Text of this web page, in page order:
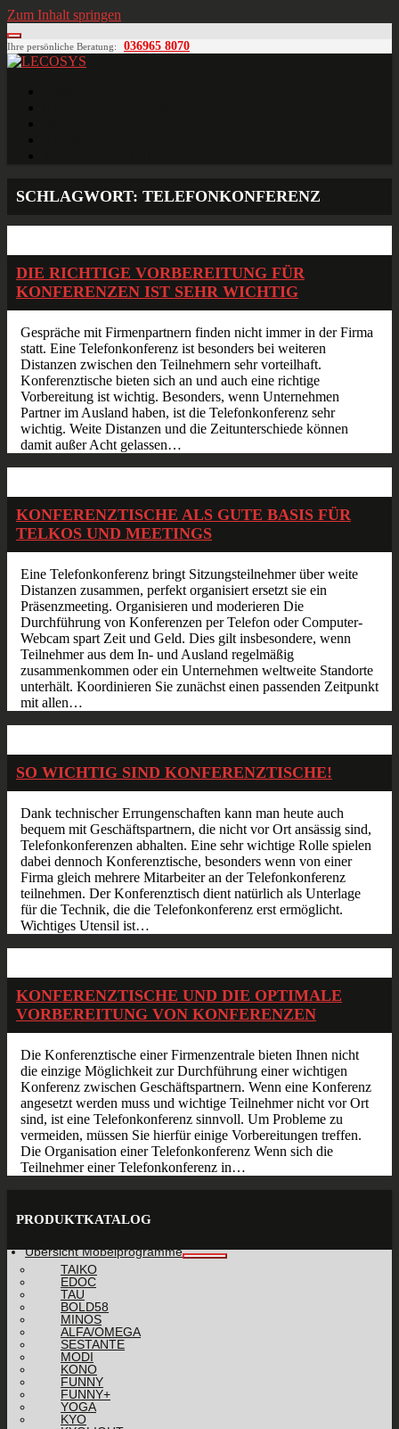
Zum Inhalt springen
Ihre persönliche Beratung: 036965 8070
SCHLAGWORT: TELEFONKONFERENZ
DIE RICHTIGE VORBEREITUNG FÜR
KONFERENZEN IST SEHR WICHTIG
Gespräche mit Firmenpartnern finden nicht immer in der Firma
statt. Eine Telefonkonferenz ist besonders bei weiteren
Distanzen zwischen den Teilnehmern sehr vorteilhaft.
Konferenztische bieten sich an und auch eine richtige
Vorbereitung ist wichtig. Besonders, wenn Unternehmen
Partner im Ausland haben, ist die Telefonkonferenz sehr
wichtig. Weite Distanzen und die Zeitunterschiede können
damit außer Acht gelassen…
KONFERENZTISCHE ALS GUTE BASIS FÜR
TELKOS UND MEETINGS
Eine Telefonkonferenz bringt Sitzungsteilnehmer über weite
Distanzen zusammen, perfekt organisiert ersetzt sie ein
Präsenzmeeting. Organisieren und moderieren Die
Durchführung von Konferenzen per Telefon oder Computer-
Webcam spart Zeit und Geld. Dies gilt insbesondere, wenn
Teilnehmer aus dem In- und Ausland regelmäßig
zusammenkommen oder ein Unternehmen weltweite Standorte
unterhält. Koordinieren Sie zunächst einen passenden Zeitpunkt
mit allen…
SO WICHTIG SIND KONFERENZTISCHE!
Dank technischer Errungenschaften kann man heute auch
bequem mit Geschäftspartnern, die nicht vor Ort ansässig sind,
Telefonkonferenzen abhalten. Eine sehr wichtige Rolle spielen
dabei dennoch Konferenztische, besonders wenn von einer
Firma gleich mehrere Mitarbeiter an der Telefonkonferenz
teilnehmen. Der Konferenztisch dient natürlich als Unterlage
für die Technik, die die Telefonkonferenz erst ermöglicht.
Wichtiges Utensil ist…
KONFERENZTISCHE UND DIE OPTIMALE
VORBEREITUNG VON KONFERENZEN
Die Konferenztische einer Firmenzentrale bieten Ihnen nicht
die einzige Möglichkeit zur Durchführung einer wichtigen
Konferenz zwischen Geschäftspartnern. Wenn eine Konferenz
angesetzt werden muss und wichtige Teilnehmer nicht vor Ort
sind, ist eine Telefonkonferenz sinnvoll. Um Probleme zu
vermeiden, müssen Sie hierfür einige Vorbereitungen treffen.
Die Organisation einer Telefonkonferenz Wenn sich die
Teilnehmer einer Telefonkonferenz in…
PRODUKTKATALOG
Übersicht Möbelprogramme
TAIKO
EDOC
TAU
BOLD58
MINOS
ALFA/OMEGA
SESTANTE
MODI
KONO
FUNNY
FUNNY+
YOGA
KYO